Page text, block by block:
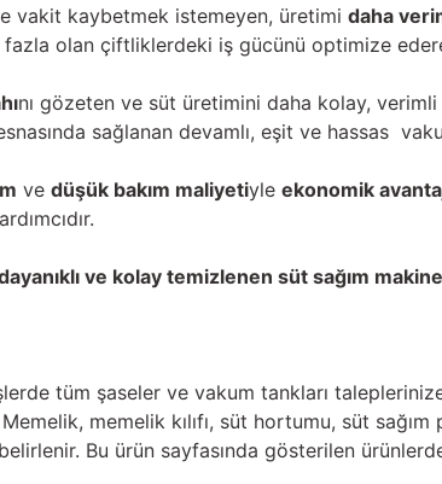
vakit kaybetmek istemeyen, üretimi daha
fazla olan çiftliklerdeki iş gücünü optimize
nı gözeten ve süt üretimini daha kolay,
sağlanan devamlı, eşit ve hassas
ve düşük bakım maliyetiyle ekonomik
ve kolay temizlenen süt sağım makine
tüm şaseler ve vakum tankları
memelik kılıfı, süt hortumu, süt
Bu ürün sayfasında gösterilen